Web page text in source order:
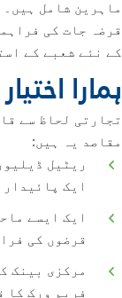
ماہرین شامل
قرضہ جات کی
کے نئے شعبے کے
ہمارا اختیار
تجارتی لحاظ سے
مقاصد یہ ہیں:
ریٹیل
ایک
ایک ایسے
قرضوں کی
مرکزی بینک
فریم ورک کا